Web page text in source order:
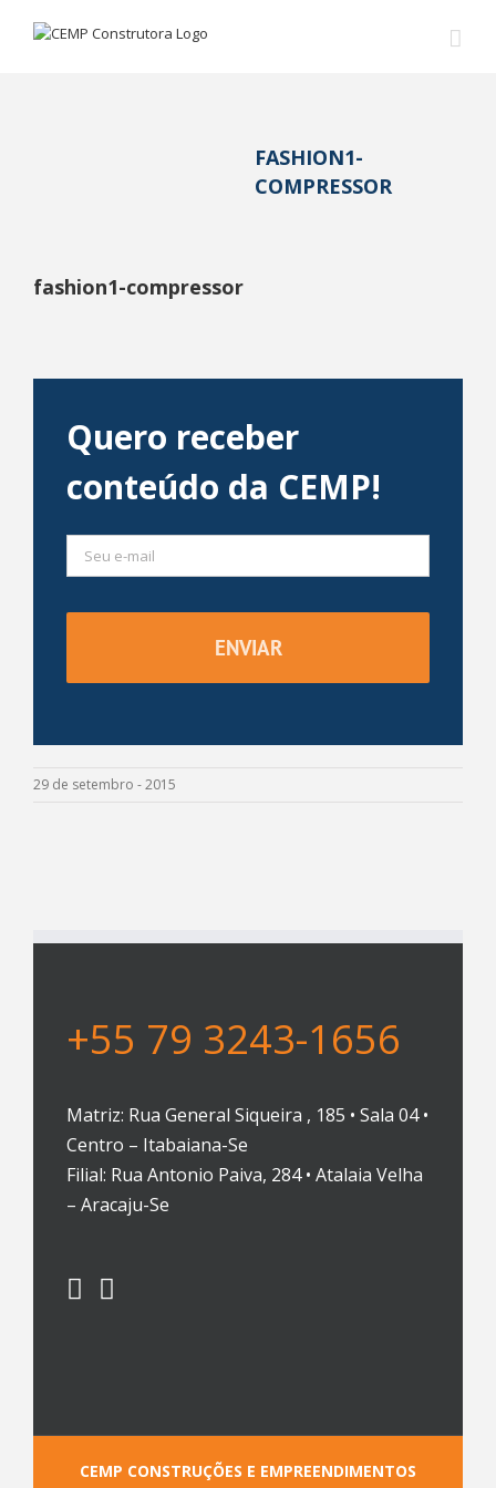
FASHION1-
COMPRESSOR
fashion1-compressor
Quero receber
conteúdo da CEMP!
29 de setembro - 2015
+55 79 3243-1656
Matriz: Rua General Siqueira , 185 • Sala 04 •
Centro – Itabaiana-Se
Filial: Rua Antonio Paiva, 284 • Atalaia Velha
– Aracaju-Se
CEMP CONSTRUÇÕES E EMPREENDIMENTOS